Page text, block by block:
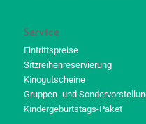
Service
Eintrittspreise
Sitzreihenreservierung
Kinogutscheine
Gruppen- und
Kindergeburtstags-Paket